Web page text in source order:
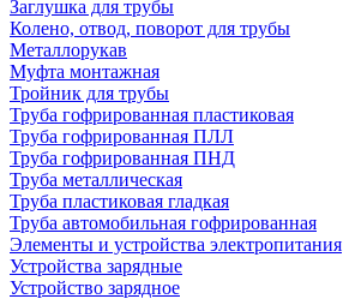
Заглушка для трубы
Колено, отвод, поворот для трубы
Металлорукав
Муфта монтажная
Тройник для трубы
Труба гофрированная пластиковая
Труба гофрированная ПЛЛ
Труба гофрированная ПНД
Труба металлическая
Труба пластиковая гладкая
Труба автомобильная гофрированная
Элементы и устройства электропитания
Устройства зарядные
Устройство зарядное